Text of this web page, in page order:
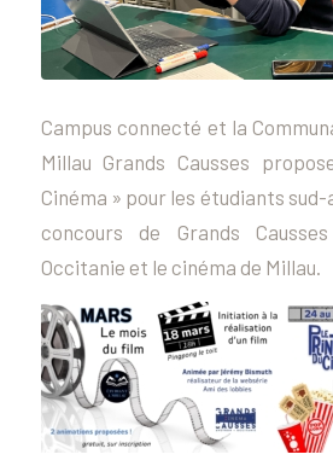
Campus connecté et la
Millau Grands Causses
Cinéma » pour les étudiants
concours de Grands
Occitanie et le cinéma de Millau.